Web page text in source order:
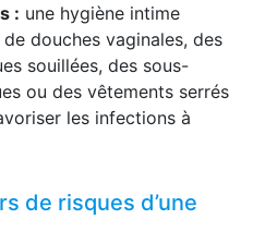
: une hygiène intime
douches vaginales, des
souillées, des sous-
ou des vêtements serrés
les infections à
de risques d’une